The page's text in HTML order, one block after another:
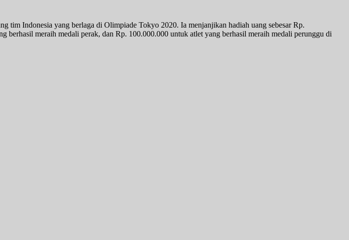
tim Indonesia yang berlaga di Olimpiade Tokyo 2020. Ia menjanjikan hadiah uang sebesar Rp.
meraih medali perak, dan Rp. 100.000.000 untuk atlet yang berhasil meraih medali perunggu di